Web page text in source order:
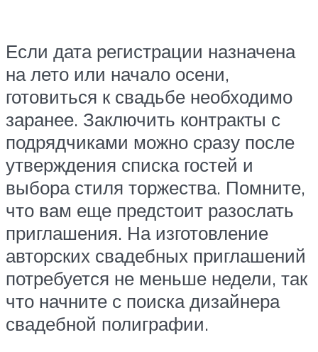
Если дата регистрации назначена
на лето или начало осени,
готовиться к свадьбе необходимо
заранее. Заключить контракты с
подрядчиками можно сразу после
утверждения списка гостей и
выбора стиля торжества. Помните,
что вам еще предстоит разослать
приглашения. На изготовление
авторских свадебных приглашений
потребуется не меньше недели, так
что начните с поиска дизайнера
свадебной полиграфии.